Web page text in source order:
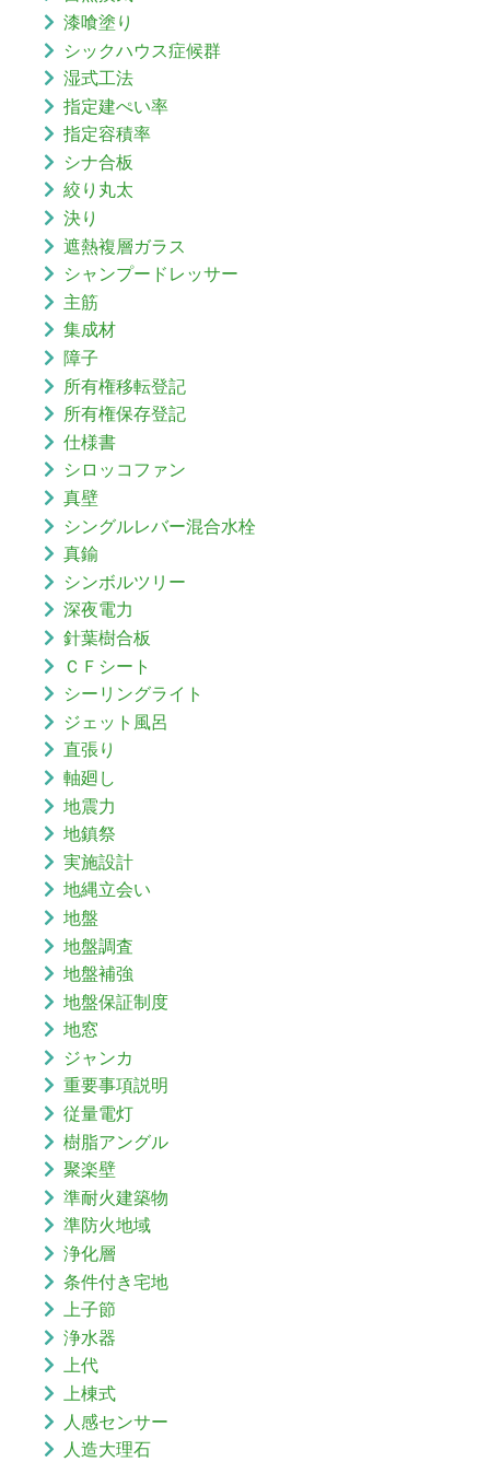
漆喰塗り
シックハウス症候群
湿式工法
指定建ぺい率
指定容積率
シナ合板
絞り丸太
決り
遮熱複層ガラス
シャンプードレッサー
主筋
集成材
障子
所有権移転登記
所有権保存登記
仕様書
シロッコファン
真壁
シングルレバー混合水栓
真鍮
シンボルツリー
深夜電力
針葉樹合板
ＣＦシート
シーリングライト
ジェット風呂
直張り
軸廻し
地震力
地鎮祭
実施設計
地縄立会い
地盤
地盤調査
地盤補強
地盤保証制度
地窓
ジャンカ
重要事項説明
従量電灯
樹脂アングル
聚楽壁
準耐火建築物
準防火地域
浄化層
条件付き宅地
上子節
浄水器
上代
上棟式
人感センサー
人造大理石